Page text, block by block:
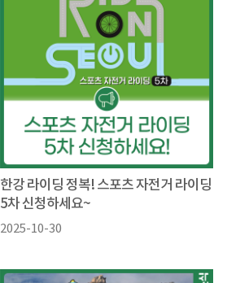
한강 라이딩 정복! 스포츠 자전거 라이딩
5차 신청하세요~
2025-10-30